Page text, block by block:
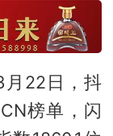
月22日，抖
榜单，闪